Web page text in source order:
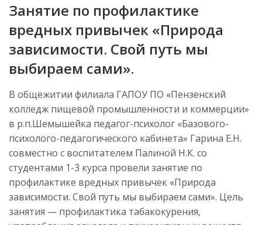
Занятие по профилактике
вредных привычек «Природа
зависимости. Свой путь мы
выбираем сами».
В общежитии филиала ГАПОУ ПО «Пензенский
колледж пищевой промышленности и коммерции»
в р.п.Шемышейка педагог-психолог «Базового-
психолого-педагогического кабинета» Гарина Е.Н.
совместно с воспитателем Палиной Н.К. со
студентами 1-3 курса провели занятие по
профилактике вредных привычек «Природа
зависимости. Свой путь мы выбираем сами». Цель
занятия — профилактика табакокурения,